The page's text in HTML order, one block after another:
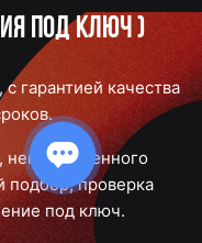
под ключ)
гарантией качества
некачественного
подбор, проверка
под ключ.